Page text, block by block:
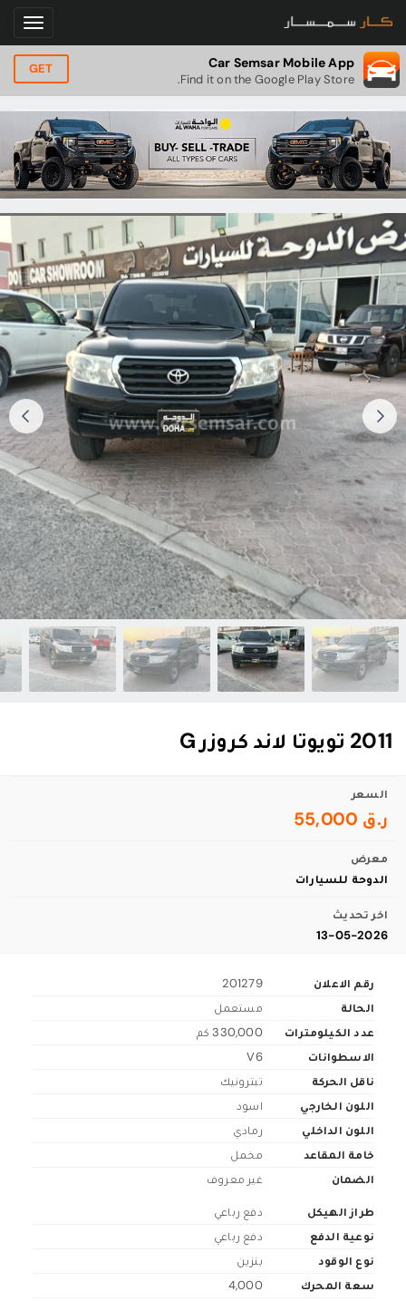
Car Semsar Mobile App
Find it on the Google Play Store.
GET
2011 تويوتا لاند كروزر G
السعر
ر.ق 55,000
معرض
الدوحة للسيارات
اخر تحديث
13-05-2026
رقم الاعلان
201279
الحالة
مستعمل
عدد الكيلومترات
330,000 كم
الاسطوانات
V6
ناقل الحركة
تبترونيك
اللون الخارجي
اسود
اللون الداخلي
رمادي
خامة المقاعد
مخمل
الضمان
غير معروف
طراز الهيكل
دفع رباعي
نوعية الدفع
دفع رباعي
نوع الوقود
بنزين
سعة المحرك
4,000